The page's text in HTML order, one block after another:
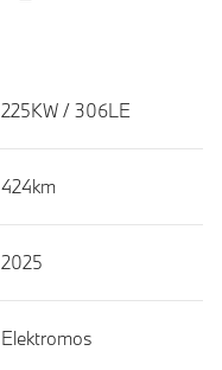
225KW / 306LE
424km
2025
Elektromos